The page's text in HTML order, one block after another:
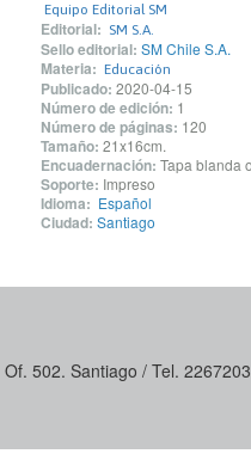
Equipo Editorial SM
Editorial: SM S.A.
Sello editorial: SM Chile S.A.
Materia: Educación
Publicado: 2020-04-15
Número de edición: 1
Número de páginas: 120
Tamaño: 21x16cm.
Encuadernación: Tapa blanda
Soporte: Impreso
Idioma: Español
Ciudad: Santiago
502. Santiago / Tel.